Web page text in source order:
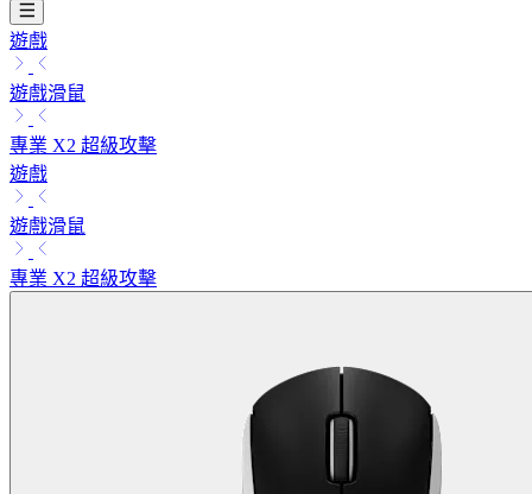
遊戲
遊戲滑鼠
專業 X2 超級攻擊
遊戲
遊戲滑鼠
專業 X2 超級攻擊